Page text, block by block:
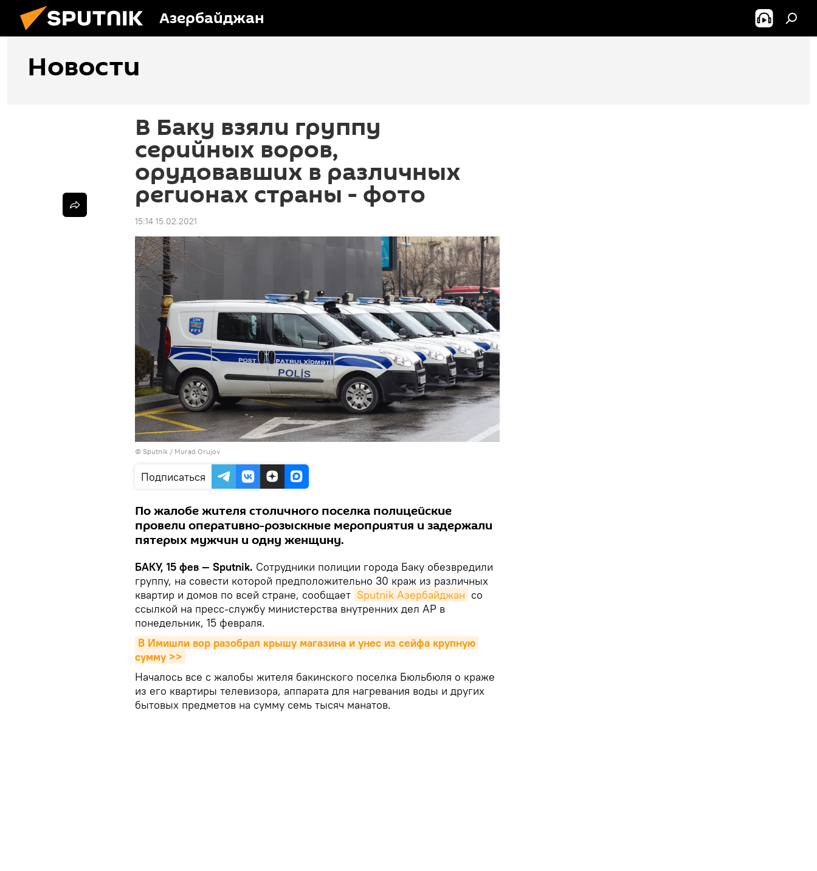
Азербайджан
Новости
В Баку взяли группу
серийных воров,
орудовавших в различных
регионах страны - фото
15:14 15.02.2021
© Sputnik / Murad Orujov
Подписаться
По жалобе жителя столичного поселка полицейские
провели оперативно-розыскные мероприятия и задержали
пятерых мужчин и одну женщину.
БАКУ, 15 фев — Sputnik. Сотрудники полиции города Баку обезвредили
группу, на совести которой предположительно 30 краж из различных
квартир и домов по всей стране, сообщает Sputnik Азербайджан со
ссылкой на пресс-службу министерства внутренних дел АР в
понедельник, 15 февраля.
В Имишли вор разобрал крышу магазина и унес из сейфа крупную
сумму >>
Началось все с жалобы жителя бакинского поселка Бюльбюля о краже
из его квартиры телевизора, аппарата для нагревания воды и других
бытовых предметов на сумму семь тысяч манатов.